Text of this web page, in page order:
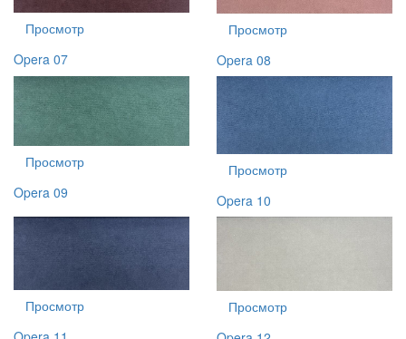
Просмотр
Opera 07
Просмотр
Opera 08
Просмотр
Opera 09
Просмотр
Opera 10
Просмотр
Просмотр